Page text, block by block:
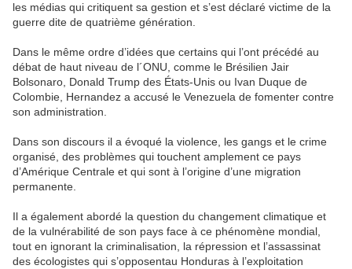
les médias qui critiquent sa gestion et s’est déclaré victime de la
guerre dite de quatrième génération.
Dans le même ordre d’idées que certains qui l’ont précédé au
débat de haut niveau de l´ONU, comme le Brésilien Jair
Bolsonaro, Donald Trump des États-Unis ou Ivan Duque de
Colombie, Hernandez a accusé le Venezuela de fomenter contre
son administration.
Dans son discours il a évoqué la violence, les gangs et le crime
organisé, des problèmes qui touchent amplement ce pays
d’Amérique Centrale et qui sont à l’origine d’une migration
permanente.
Il a également abordé la question du changement climatique et
de la vulnérabilité de son pays face à ce phénomène mondial,
tout en ignorant la criminalisation, la répression et l’assassinat
des écologistes qui s’opposentau Honduras à l’exploitation